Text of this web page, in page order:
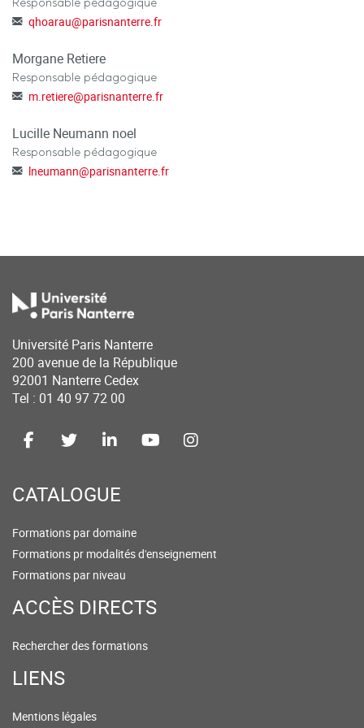
qhoarau@parisnanterre.fr
Morgane Retiere
Responsable pédagogique
m.retiere@parisnanterre.fr
Lucille Neumann noel
Responsable pédagogique
lneumann@parisnanterre.fr
Université Paris Nanterre
200 avenue de la République
92001 Nanterre Cedex
Tel : 01 40 97 72 00
CATALOGUE
Formations par domaine
Formations pr modalités d'enseignement
Formations par niveau
ACCÈS DIRECTS
Rechercher des formations
LIENS
Mentions légales